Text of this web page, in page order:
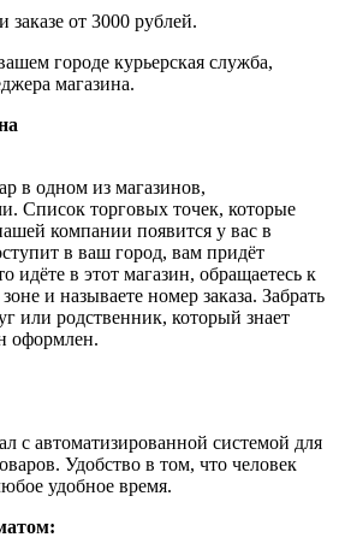
заказе от 3000 рублей.
городе курьерская служба,
магазина.
в одном из магазинов,
Список торговых точек, которые
компании появится у вас в
в ваш город, вам придёт
идёте в этот магазин, обращаетесь к
и называете номер заказа. Забрать
или родственник, который знает
оформлен.
с автоматизированной системой для
Удобство в том, что человек
удобное время.